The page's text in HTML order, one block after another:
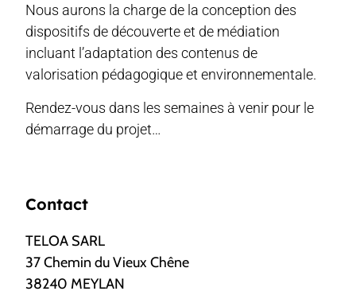
Nous aurons la charge de la conception des
dispositifs de découverte et de médiation
incluant l’adaptation des contenus de
valorisation pédagogique et environnementale.
Rendez-vous dans les semaines à venir pour le
démarrage du projet…
Contact
TELOA SARL
37 Chemin du Vieux Chêne
38240 MEYLAN